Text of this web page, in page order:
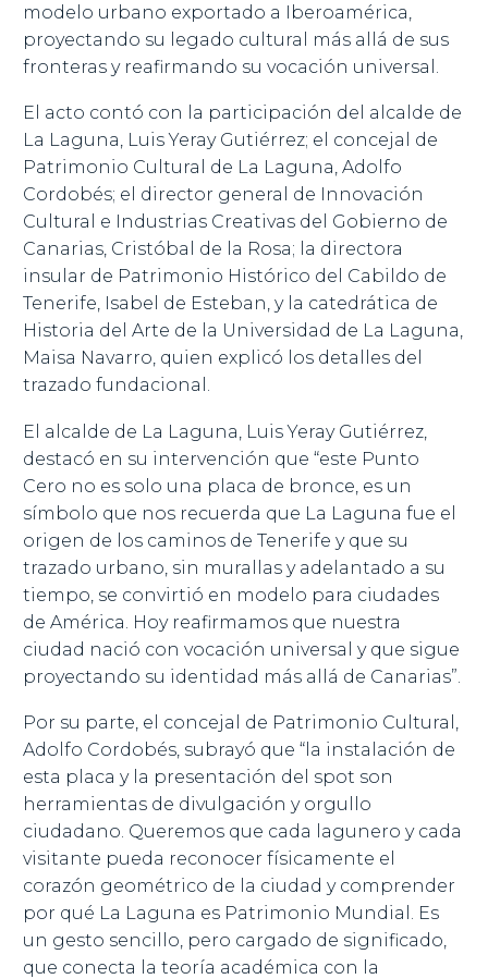
modelo urbano exportado a Iberoamérica,
proyectando su legado cultural más allá de sus
fronteras y reafirmando su vocación universal.
El acto contó con la participación del alcalde de
La Laguna, Luis Yeray Gutiérrez; el concejal de
Patrimonio Cultural de La Laguna, Adolfo
Cordobés; el director general de Innovación
Cultural e Industrias Creativas del Gobierno de
Canarias, Cristóbal de la Rosa; la directora
insular de Patrimonio Histórico del Cabildo de
Tenerife, Isabel de Esteban, y la catedrática de
Historia del Arte de la Universidad de La Laguna,
Maisa Navarro, quien explicó los detalles del
trazado fundacional.
El alcalde de La Laguna, Luis Yeray Gutiérrez,
destacó en su intervención que “este Punto
Cero no es solo una placa de bronce, es un
símbolo que nos recuerda que La Laguna fue el
origen de los caminos de Tenerife y que su
trazado urbano, sin murallas y adelantado a su
tiempo, se convirtió en modelo para ciudades
de América. Hoy reafirmamos que nuestra
ciudad nació con vocación universal y que sigue
proyectando su identidad más allá de Canarias”.
Por su parte, el concejal de Patrimonio Cultural,
Adolfo Cordobés, subrayó que “la instalación de
esta placa y la presentación del spot son
herramientas de divulgación y orgullo
ciudadano. Queremos que cada lagunero y cada
visitante pueda reconocer físicamente el
corazón geométrico de la ciudad y comprender
por qué La Laguna es Patrimonio Mundial. Es
un gesto sencillo, pero cargado de significado,
que conecta la teoría académica con la